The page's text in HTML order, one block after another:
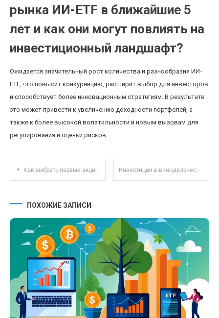
рынка ИИ-ETF в ближайшие 5
лет и как они могут повлиять на
инвестиционный ландшафт?
Ожидается значительный рост количества и разнообразия ИИ-
ETF, что повысит конкуренцию, расширит выбор для инвесторов
и способствует более инновационным стратегиям. В результате
это может привести к увеличению доходности портфелей, а
также к более высокой волатильности и новым вызовам для
регулирования и оценки рисков.
Навигация по записям
Как выбрать первые акции для инвестирования: советы и проверенные стратегии новичкам Инвестиции в винодельческие хозяйства: устойчивый рост и перспективы на рынке премиум-вина
ПОХОЖИЕ ЗАПИСИ